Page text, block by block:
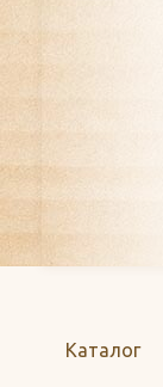
Каталог